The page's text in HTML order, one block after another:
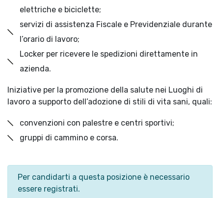
elettriche e biciclette;
servizi di assistenza Fiscale e Previdenziale durante
l’orario di lavoro;
Locker per ricevere le spedizioni direttamente in
azienda.
Iniziative per la promozione della salute nei Luoghi di
lavoro a supporto dell’adozione di stili di vita sani, quali:
convenzioni con palestre e centri sportivi;
gruppi di cammino e corsa.
Per candidarti a questa posizione è necessario
essere registrati.